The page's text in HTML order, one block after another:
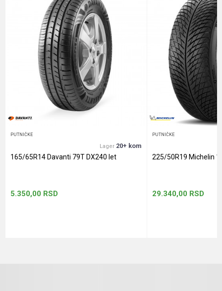
Anti-spam zaštita - izračunajte koliko je 9 - 4 :
PUTNIČKE
Lager 20+ kom
165/65R14 Davanti 79T DX240 let
5.350,00 RSD
PUTNIČKE
225/50R19 Michelin
29.340,00 RSD